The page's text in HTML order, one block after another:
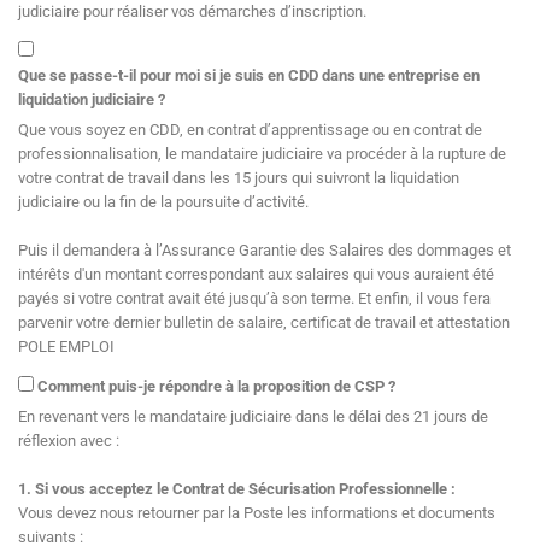
judiciaire pour réaliser vos démarches d’inscription.
Que se passe-t-il pour moi si je suis en CDD dans une entreprise en
liquidation judiciaire ?
Que vous soyez en CDD, en contrat d’apprentissage ou en contrat de
professionnalisation, le mandataire judiciaire va procéder à la rupture de
votre contrat de travail dans les 15 jours qui suivront la liquidation
judiciaire ou la fin de la poursuite d’activité.
Puis il demandera à l’Assurance Garantie des Salaires des dommages et
intérêts d'un montant correspondant aux salaires qui vous auraient été
payés si votre contrat avait été jusqu’à son terme. Et enfin, il vous fera
parvenir votre dernier bulletin de salaire, certificat de travail et attestation
POLE EMPLOI
Comment puis-je répondre à la proposition de CSP ?
En revenant vers le mandataire judiciaire dans le délai des 21 jours de
réflexion avec :
1. Si vous acceptez le Contrat de Sécurisation Professionnelle :
Vous devez nous retourner par la Poste les informations et documents
suivants :